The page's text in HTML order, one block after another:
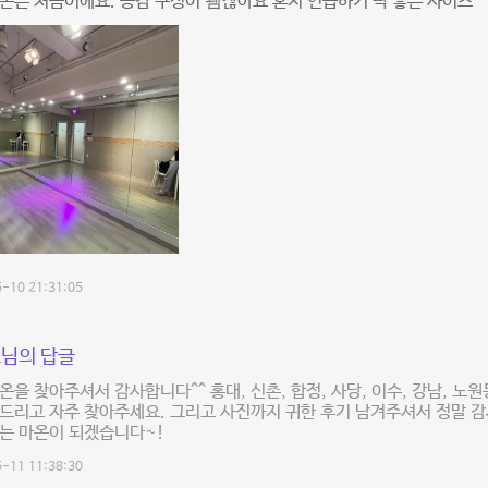
10 21:31:05
의 답글
을 찾아주셔서 감사합니다^^ 홍대, 신촌, 합정, 사당, 이수, 강남, 노원
리고 자주 찾아주세요. 그리고 사진까지 귀한 후기 남겨주셔서 정말
마온이 되겠습니다~!
11 11:38:30